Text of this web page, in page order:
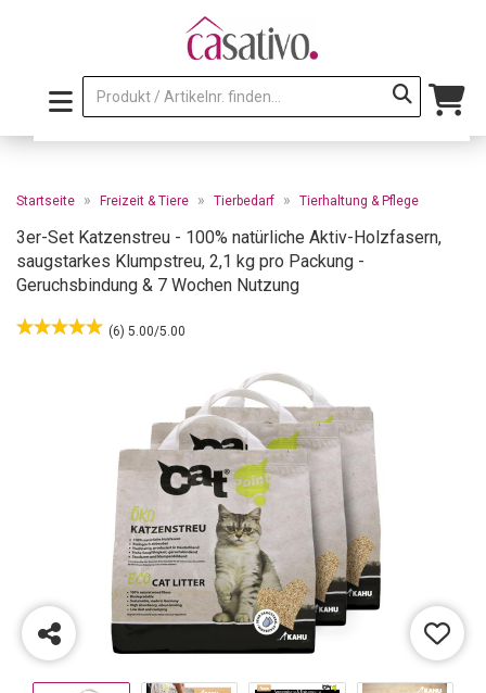
Startseite » Freizeit & Tiere » Tierbedarf » Tierhaltung & Pflege
3er-Set Katzenstreu - 100% natürliche Aktiv-Holzfasern,
saugstarkes Klumpstreu, 2,1 kg pro Packung -
Geruchsbindung & 7 Wochen Nutzung
(6) 5.00/5.00